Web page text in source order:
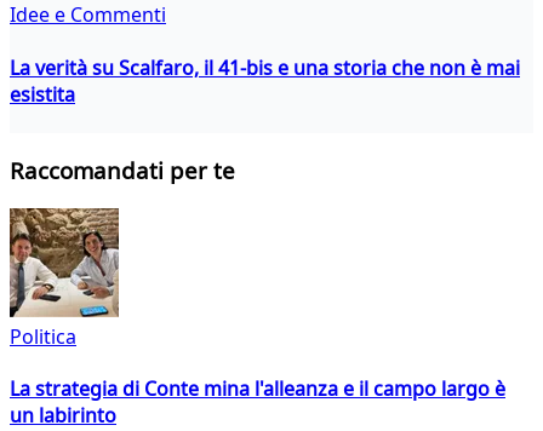
Idee e Commenti
La verità su Scalfaro, il 41-bis e una storia che non è mai
esistita
Raccomandati per te
Politica
La strategia di Conte mina l'alleanza e il campo largo è
un labirinto